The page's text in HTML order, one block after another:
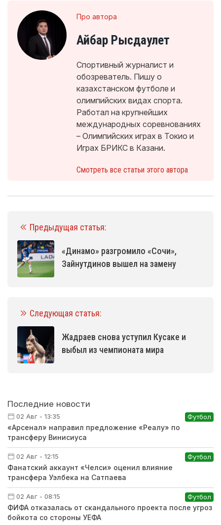
Про автора
Айбар Рысдаулет
Спортивный журналист и
обозреватель. Пишу о
казахстанском футболе и
олимпийских видах спорта.
Работал на крупнейших
международных соревнованиях
– Олимпийских играх в Токио и
Играх БРИКС в Казани.
Смотреть все статьи этого автора
Предыдущая статья:
«Динамо» разгромило «Сочи»,
Зайнутдинов вышел на замену
Следующая статья:
Жадраев снова уступил Кусаке и
выбыл из чемпионата мира
Последние новости
02 Авг - 13:35 Футбол
«Арсенал» направил предложение «Реалу» по
трансферу Винисиуса
02 Авг - 12:15 Футбол
Фанатский аккаунт «Челси» оценил влияние
трансфера Уэлбека на Сатпаева
02 Авг - 08:15 Футбол
ФИФА отказалась от скандального проекта после угроз
бойкота со стороны УЕФА